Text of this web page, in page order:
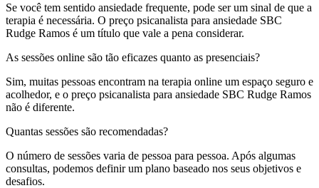
Se você tem sentido ansiedade frequente, pode ser um sinal de que a
terapia é necessária. O preço psicanalista para ansiedade SBC
Rudge Ramos é um título que vale a pena considerar.
As sessões online são tão eficazes quanto as presenciais?
Sim, muitas pessoas encontram na terapia online um espaço seguro e
acolhedor, e o preço psicanalista para ansiedade SBC Rudge Ramos
não é diferente.
Quantas sessões são recomendadas?
O número de sessões varia de pessoa para pessoa. Após algumas
consultas, podemos definir um plano baseado nos seus objetivos e
desafios.